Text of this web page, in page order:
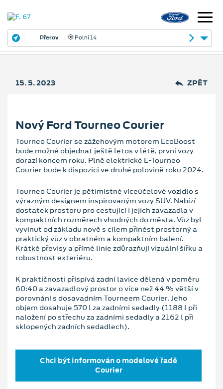
Přerov Polní 14
15. 5. 2023 ZPĚT
Nový Ford Tourneo Courier
Tourneo Courier se zážehovým motorem EcoBoost
bude možné objednat ještě letos v létě, první vozy
dorazí koncem roku. Plně elektrické E-Tourneo
Courier bude k dispozici ve druhé polovině roku 2024.
Tourneo Courier je pětimístné víceúčelové vozidlo s
výrazným designem inspirovaným vozy SUV. Nabízí
dostatek prostoru pro cestující i jejich zavazadla v
kompaktních rozměrech vhodných do města. Vůz byl
vyvinut od základu nově s cílem přinést prostorný a
praktický vůz v obratném a kompaktním balení.
Krátké převisy a přímé linie zdůrazňují vizuální šířku a
robustnost exteriéru.
K praktičnosti přispívá zadní lavice dělená v poměru
60:40 a zavazadlový prostor o více než 44 % větší v
porovnání s dosavadním Tourneem Courier. Jeho
objem dosahuje 570 l za zadními sedadly (1188 l při
naložení po střechu za zadními sedadly a 2162 l při
sklopených zadních sedadlech).
Chci být informován o modelové řadě
Courier